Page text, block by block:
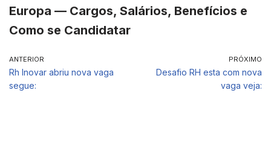
Europa — Cargos, Salários, Benefícios e
Como se Candidatar
ANTERIOR
Rh Inovar abriu nova vaga
segue:
PRÓXIMO
Desafio RH esta com nova
vaga veja: